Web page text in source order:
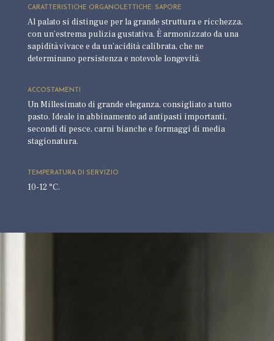
CARATTERISTICHE ORGANOLETTICHE: SAPORE
Al palato si distingue per la grande struttura e ricchezza,
con un’estrema pulizia gustativa. È armonizzato da una
sapidità vivace e da un’acidità calibrata, che ne
determinano persistenza e notevole longevità.
ACCOSTAMENTI
Un Millesimato di grande eleganza, consigliato a tutto
pasto. Ideale in abbinamento ad antipasti importanti,
secondi di pesce, carni bianche e formaggi di media
stagionatura.
TEMPERATURA DI SERVIZIO
10-12 °C.